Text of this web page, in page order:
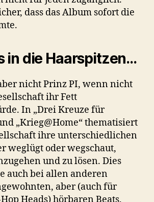
dass das Album sofort die
in die Haarspitzen…
nicht Prinz PI, wenn nicht
ihr Fett
In „Drei Kreuze für
„Krieg@Home“ thematisiert
ihre unterschiedlichen
weglügt oder wegschaut,
und zu lösen. Dies
auch bei allen anderen
aber (auch für